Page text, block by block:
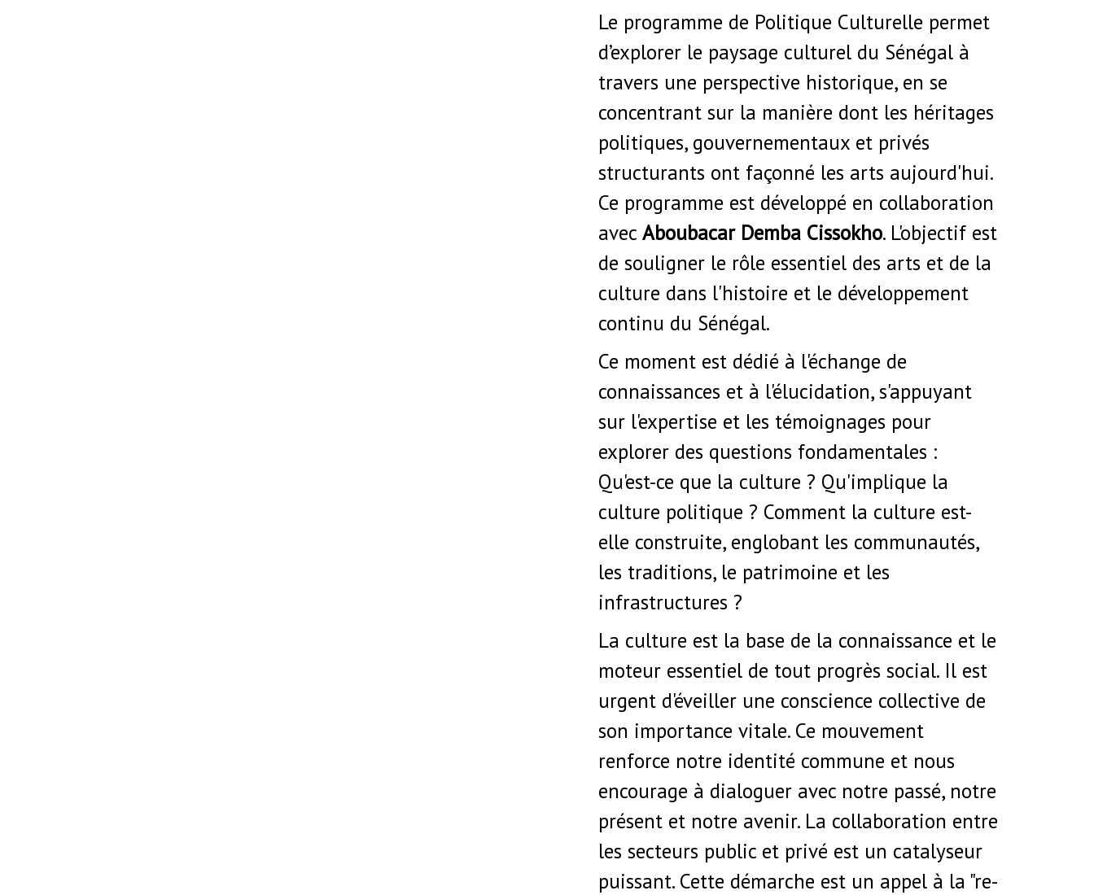
Le programme de Politique Culturelle permet
d’explorer le paysage culturel du Sénégal à
travers une perspective historique, en se
concentrant sur la manière dont les héritages
politiques, gouvernementaux et privés
structurants ont façonné les arts aujourd'hui.
Ce programme est développé en collaboration
avec Aboubacar Demba Cissokho. L'objectif est
de souligner le rôle essentiel des arts et de la
culture dans l'histoire et le développement
continu du Sénégal.
Ce moment est dédié à l'échange de
connaissances et à l'élucidation, s'appuyant
sur l'expertise et les témoignages pour
explorer des questions fondamentales :
Qu'est-ce que la culture ? Qu'implique la
culture politique ? Comment la culture est-
elle construite, englobant les communautés,
les traditions, le patrimoine et les
infrastructures ?
La culture est la base de la connaissance et le
moteur essentiel de tout progrès social. Il est
urgent d'éveiller une conscience collective de
son importance vitale. Ce mouvement
renforce notre identité commune et nous
encourage à dialoguer avec notre passé, notre
présent et notre avenir. La collaboration entre
les secteurs public et privé est un catalyseur
puissant. Cette démarche est un appel à la "re-